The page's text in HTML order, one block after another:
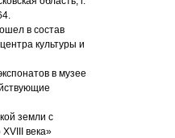
в состав
культуры и
в музее
земли с
века»